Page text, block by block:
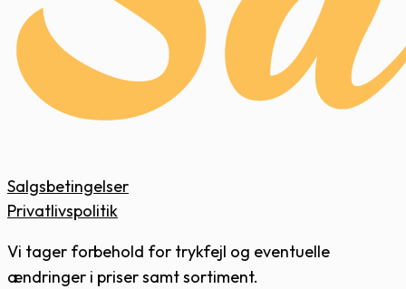
Salgsbetingelser
Privatlivspolitik
Vi tager forbehold for trykfejl og eventuelle
ændringer i priser samt sortiment.